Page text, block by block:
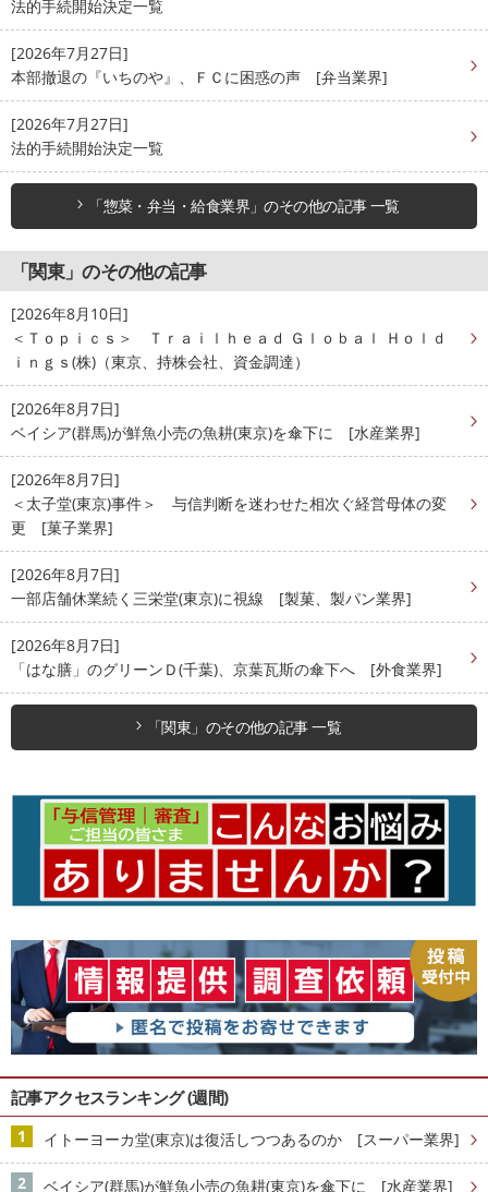
法的手続開始決定一覧
[2026年7月27日]
本部撤退の『いちのや』、ＦＣに困惑の声 [弁当業界]
[2026年7月27日]
法的手続開始決定一覧
「惣菜・弁当・給食業界」のその他の記事 一覧
「関東」のその他の記事
[2026年8月10日]
＜Ｔｏｐｉｃｓ＞ Ｔｒａｉｌｈｅａｄ Ｇｌｏｂａｌ Ｈｏｌｄ
ｉｎｇｓ(株)（東京、持株会社、資金調達）
[2026年8月7日]
ベイシア(群馬)が鮮魚小売の魚耕(東京)を傘下に [水産業界]
[2026年8月7日]
＜太子堂(東京)事件＞ 与信判断を迷わせた相次ぐ経営母体の変
更 [菓子業界]
[2026年8月7日]
一部店舗休業続く三栄堂(東京)に視線 [製菓、製パン業界]
[2026年8月7日]
「はな膳」のグリーンＤ(千葉)、京葉瓦斯の傘下へ [外食業界]
「関東」のその他の記事 一覧
記事アクセスランキング (週間)
イトーヨーカ堂(東京)は復活しつつあるのか [スーパー業界]
ベイシア(群馬)が鮮魚小売の魚耕(東京)を傘下に [水産業界]